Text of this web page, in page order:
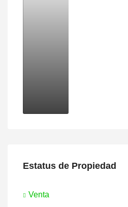
Estatus de Propiedad
Venta